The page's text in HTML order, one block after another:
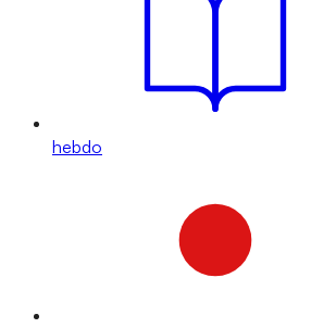
hebdo